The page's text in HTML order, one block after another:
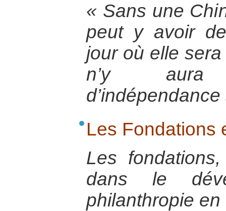
« Sans une
peut y avoir
jour où elle
n’y
d’indépendance
Les Fondations
Les
dans le
philanthropie en